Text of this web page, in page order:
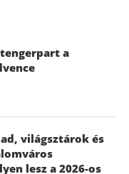
a
világsztárok és
lesz a 2026-os